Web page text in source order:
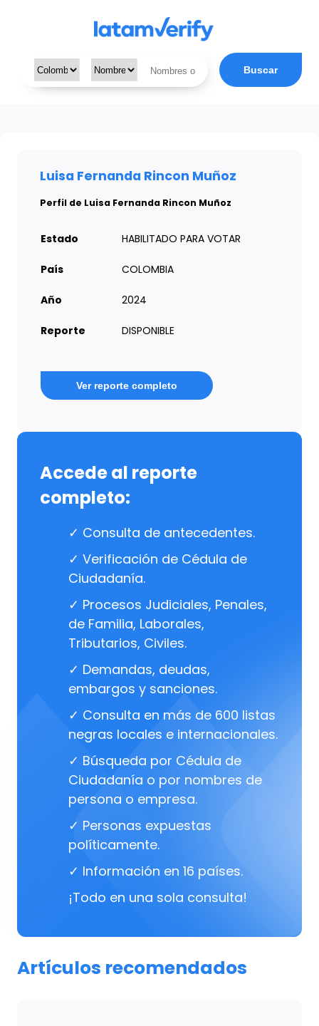
Buscar
Luisa Fernanda Rincon Muñoz
Perfil de Luisa Fernanda Rincon Muñoz
Estado HABILITADO PARA VOTAR
País COLOMBIA
Año 2024
Reporte DISPONIBLE
Ver reporte completo
Accede al reporte
completo:
✓ Consulta de antecedentes.
✓ Verificación de Cédula de
Ciudadanía.
✓ Procesos Judiciales, Penales,
de Familia, Laborales,
Tributarios, Civiles.
✓ Demandas, deudas,
embargos y sanciones.
✓ Consulta en más de 600 listas
negras locales e internacionales.
✓ Búsqueda por Cédula de
Ciudadanía o por nombres de
persona o empresa.
✓ Personas expuestas
políticamente.
✓ Información en 16 países.
¡Todo en una sola consulta!
Artículos recomendados